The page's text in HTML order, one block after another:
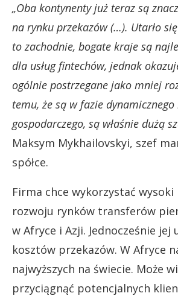
„Oba kontynenty już teraz są
na rynku przekazów (…). Utarło
to zachodnie, bogate kraje są
dla usług fintechów, jednak
ogólnie postrzegane jako mniej
temu, że są w fazie
gospodarczego, są właśnie dużą
Maksym Mykhailovskyi, szef
spółce.
Firma chce wykorzystać wysoki
rozwoju rynków transferów
w Afryce i Azji. Jednocześnie jej
kosztów przekazów. W Afryce
najwyższych na świecie. Może
przyciągnąć potencjalnych